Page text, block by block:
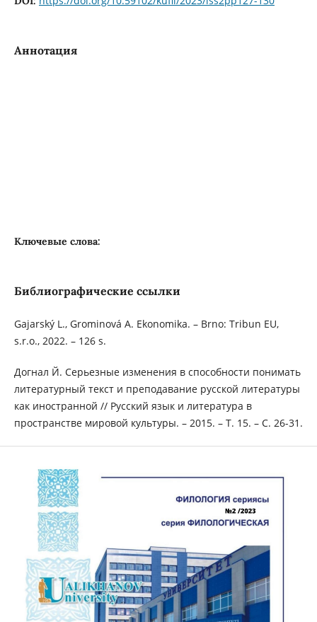
Аннотация
Ключевые слова:
Библиографические ссылки
Gajarský L., Grominová A. Еkonomika. – Brno: Tribun EU,
s.r.o., 2022. – 126 s.
Догнал Й. Серьезные изменения в способности понимать
литературный текст и преподавание русской литературы
как иностранной // Русский язык и литература в
пространстве мировой культуры. – 2015. – Т. 15. – С. 26-31.